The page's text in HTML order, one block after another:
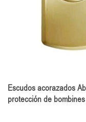
Escudos acorazados
protección de bombines